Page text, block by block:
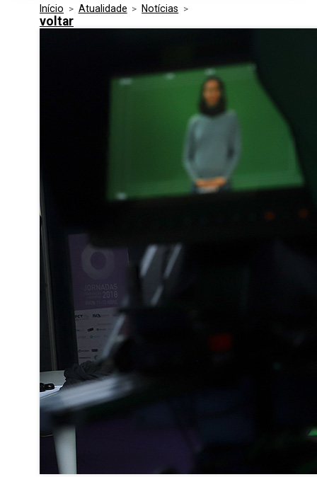
Segurança
Media Kit
Perguntas Frequentes
Eventos
Início > Atualidade > Notícias >
voltar